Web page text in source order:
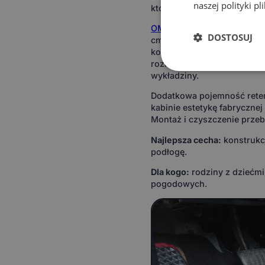
która zatrzymuje
OMEVO 5D Pro
to
cm (wysokość zależy od
komórkową strukturą
rozlany napój, błoto z
wykładziny.
Dodatkowa pojemność
kabinie estetykę
Montaż i czyszczenie
Najlepsza cecha:
podłogę.
Dla kogo: rodziny z
pogodowych.
naszej polityki
DOSTOSUJ